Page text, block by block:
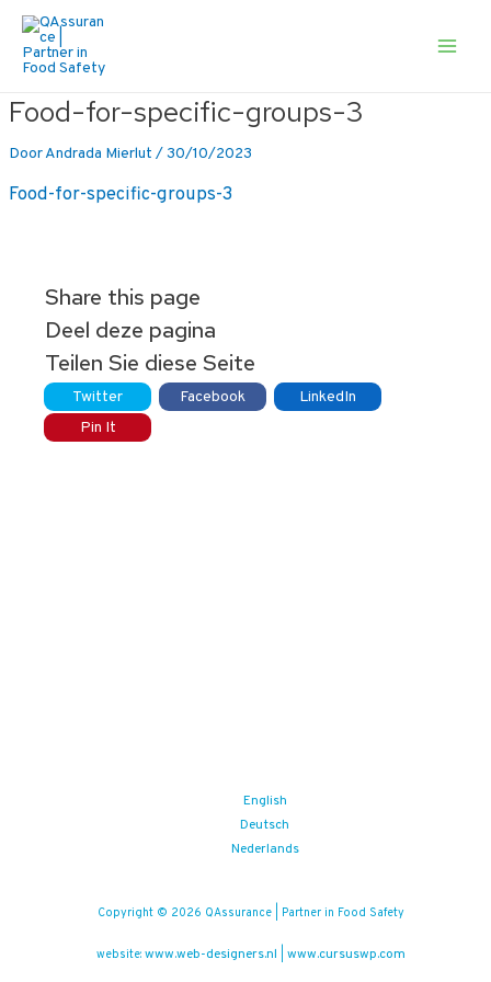
naar
Food-for-specific-groups-3
DoorAndrada Mierlut /30/10/2023
Food-for-specific-groups-3
Share this page
Deel deze pagina
Teilen Sie diese Seite
Twitter Facebook
LinkedIn
Pin It
English
Deutsch
Nederlands
Copyright © 2026 QAssurance | Partner in Food Safety
website: www.web-designers.nl www.cursuswp.com